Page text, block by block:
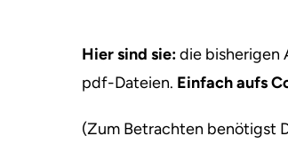
Hier sind sie:die bisherigen
pdf-Dateien. Einfach aufs
(Zum Betrachten benötigst